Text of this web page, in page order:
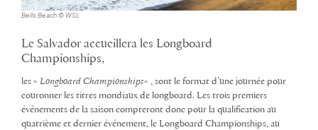
Bells Beach © WSL
Le Salvador accueillera les Longboard
Championships,
les « Longboard Championships« , sont le format d’une journée pour
couronner les titres mondiaux de longboard. Les trois premiers
événements de la saison compteront donc pour la qualification au
quatrième et dernier événement, le Longboard Championships, au